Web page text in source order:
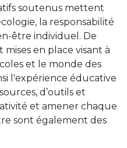
soutenus mettent
la responsabilité
être individuel. De
mises en place visant à
et le monde des
l'expérience éducative
d’outils et
et amener chaque
sont également des